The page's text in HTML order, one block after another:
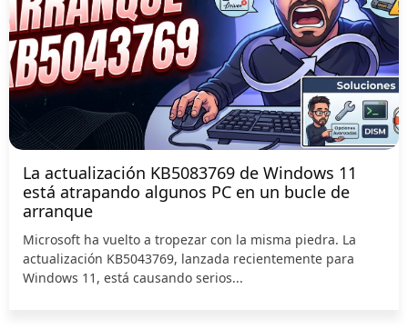
La actualización KB5083769 de Windows 11
está atrapando algunos PC en un bucle de
arranque
Microsoft ha vuelto a tropezar con la misma piedra. La
actualización KB5043769, lanzada recientemente para
Windows 11, está causando serios...